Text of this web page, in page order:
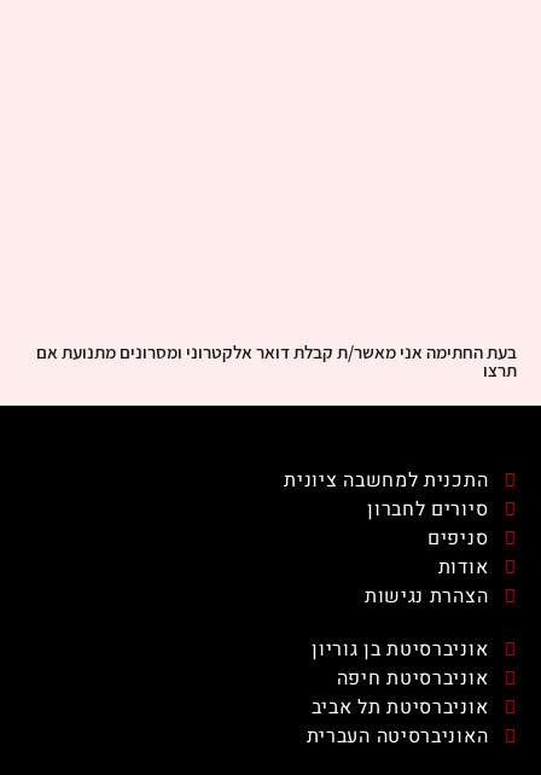
בעת החתימה אני מאשר/ת קבלת דואר אלקטרוני ומסרונים מתנועת אם
תרצו
התכנית למחשבה ציונית
סיורים לחברון
סניפים
אודות
הצהרת נגישות
אוניברסיטת בן גוריון
אוניברסיטת חיפה
אוניברסיטת תל אביב
האוניברסיטה העברית